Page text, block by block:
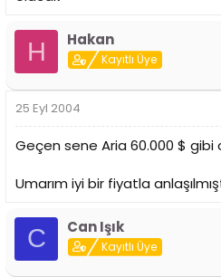
H Hakan
Kayıtlı Üye
25 Eyl 2004
Geçen sene Aria 60.000 $ gibi
Umarım iyi bir fiyatla
C Can Işık
Kayıtlı Üye